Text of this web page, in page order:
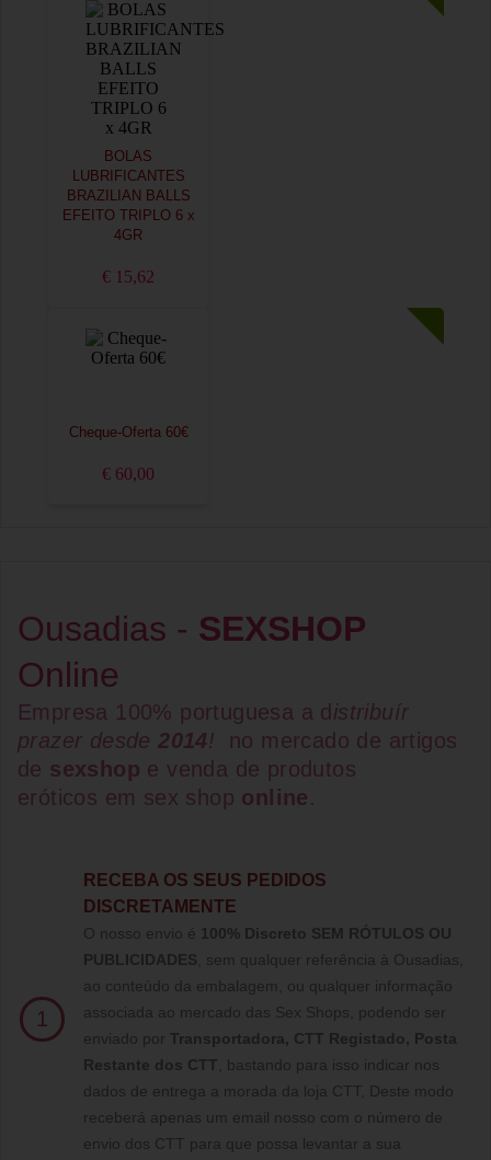
BOLAS
LUBRIFICANTES
BRAZILIAN BALLS
EFEITO TRIPLO 6 x
4GR
€ 15,62
Cheque-Oferta 60€
€ 60,00
Ousadias - SEXSHOP
Online
Empresa 100% portuguesa a d istribuír
prazer desde2014!
no mercado de artigos
de sexshop e venda de produtos
eróticos em sex shop online.
1
RECEBA OS SEUS PEDIDOS
DISCRETAMENTE
O nosso envio é 100% Discreto SEM RÓTULOS OU
PUBLICIDADES , sem qualquer referência à Ousadias,
ao conteúdo da embalagem, ou qualquer informação
associada ao mercado das Sex Shops, podendo ser
enviado por Transportadora, CTT Registado, Posta
Restante dos CTT , bastando para isso indicar nos
dados de entrega a morada da loja CTT, Deste modo
receberá apenas um email nosso com o número de
envio dos CTT para que possa levantar a sua